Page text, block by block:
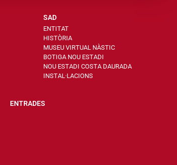
SAD
ENTITAT
HISTÒRIA
MUSEU VIRTUAL NÀSTIC
BOTIGA NOU ESTADI
NOU ESTADI COSTA DAURADA
INSTAL·LACIONS
ENTRADES